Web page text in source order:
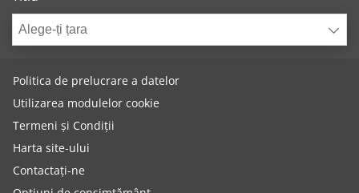
Alege-ți țara
Politica de prelucrare a datelor
Utilizarea modulelor cookie
Termeni și Condiții
Harta site-ului
Contactați-ne